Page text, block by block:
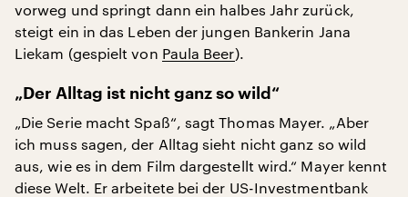
vorweg und springt dann ein halbes Jahr zurück,
steigt ein in das Leben der jungen Bankerin Jana
Liekam (gespielt von Paula Beer).
„Der Alltag ist nicht ganz so wild“
„Die Serie macht Spaß“, sagt Thomas Mayer. „Aber
ich muss sagen, der Alltag sieht nicht ganz so wild
aus, wie es in dem Film dargestellt wird.“ Mayer kennt
diese Welt. Er arbeitete bei der US-Investmentbank